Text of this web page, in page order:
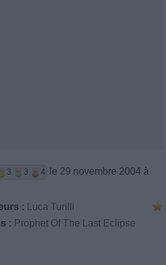
3 3 4
le 29 novembre 2004 à
:
Luca Turilli
: Prophet Of The Last Eclipse